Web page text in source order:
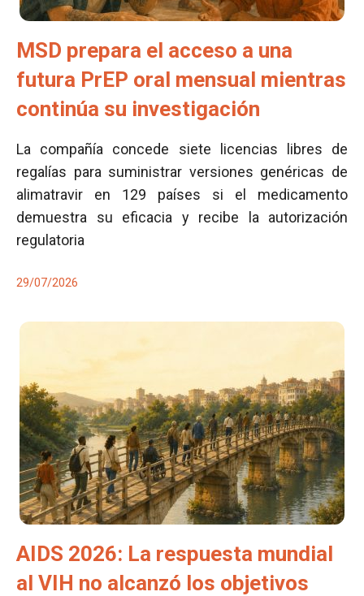
MSD prepara el acceso a una
futura PrEP oral mensual mientras
continúa su investigación
La compañía concede siete licencias libres de
regalías para suministrar versiones genéricas de
alimatravir en 129 países si el medicamento
demuestra su eficacia y recibe la autorización
regulatoria
29/07/2026
AIDS 2026: La respuesta mundial
al VIH no alcanzó los objetivos